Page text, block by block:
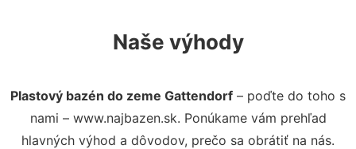
Naše výhody
Plastový bazén do zeme Gattendorf – poďte do toho s
nami – www.najbazen.sk. Ponúkame vám prehľad
hlavných výhod a dôvodov, prečo sa obrátiť na nás.